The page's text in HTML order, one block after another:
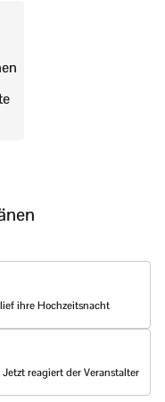
ihre Hochzeitsnacht
reagiert der Veranstalter